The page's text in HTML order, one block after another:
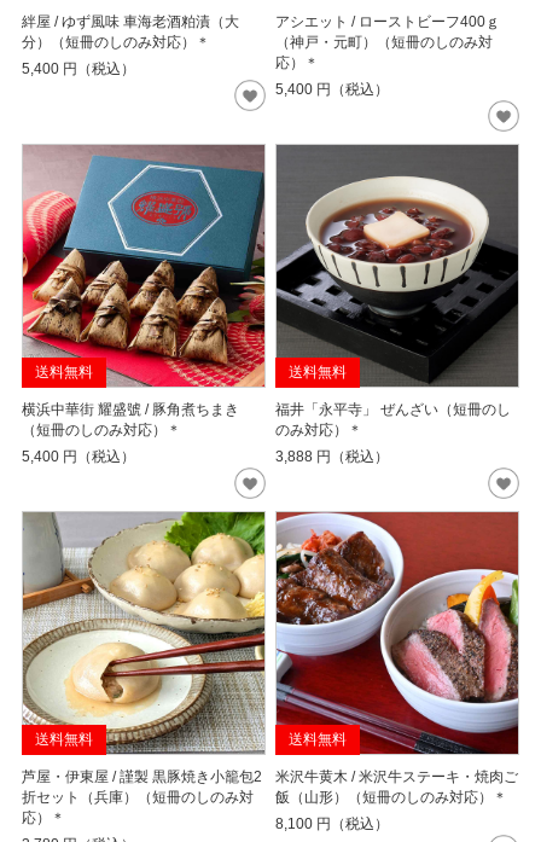
絆屋 / ゆず風味 車海老酒粕漬（大
分）（短冊のしのみ対応）＊
5,400 円（税込）
アシエット / ローストビーフ400ｇ
（神戸・元町）（短冊のしのみ対
応）＊
5,400 円（税込）
送料無料
横浜中華街 耀盛號 / 豚角煮ちまき
（短冊のしのみ対応）＊
5,400 円（税込）
送料無料
福井「永平寺」 ぜんざい（短冊のし
のみ対応）＊
3,888 円（税込）
送料無料
芦屋・伊東屋 / 謹製 黒豚焼き小籠包2
折セット（兵庫）（短冊のしのみ対
応）＊
送料無料
米沢牛黄木 / 米沢牛ステーキ・焼肉ご
飯（山形）（短冊のしのみ対応）＊
8,100 円（税込）